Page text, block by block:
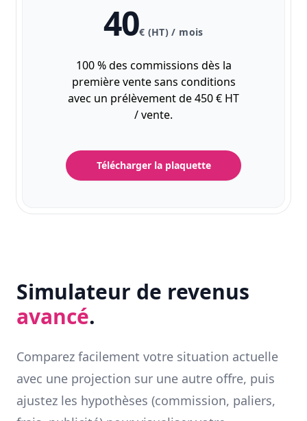
40€ (HT) / mois
100 % des commissions dès la
première vente sans conditions
avec un prélèvement de 450 € HT
/ vente.
Télécharger la plaquette
Simulateur de revenus
avancé.
Comparez facilement votre situation actuelle
avec une projection sur une autre offre, puis
ajustez les hypothèses (commission, paliers,